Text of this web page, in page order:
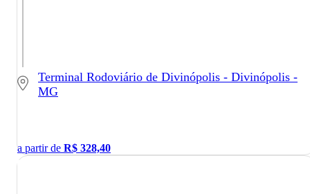
Terminal Rodoviário de Divinópolis - Divinópolis -
MG
a partir de R$ 328,40